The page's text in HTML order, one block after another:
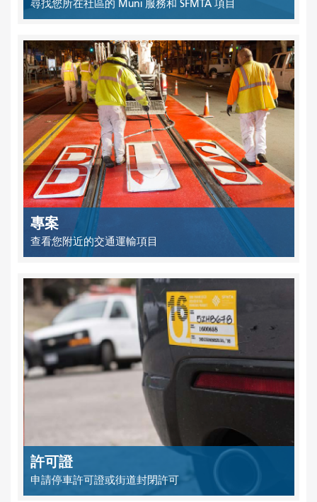
尋找您所在社區的 Muni 服務和 SFMTA 項目
專案
查看您附近的交通運輸項目
許可證
申請停車許可證或街道封閉許可